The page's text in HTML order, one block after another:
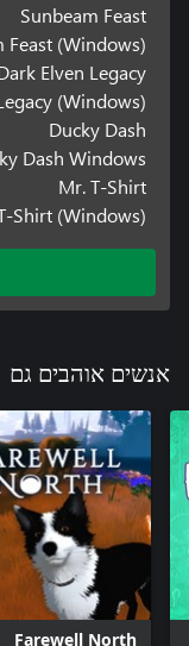
Sunbeam Feast
Feast (Windows)
Elven Legacy
(Windows)
Ducky Dash
Dash Windows
Mr. T-Shirt
Shirt (Windows)
אנשים אוהבים גם
Farewell North